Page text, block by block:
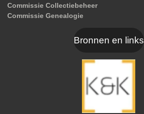
Commissie Collectiebeheer
Commissie Genealogie
Bronnen en links